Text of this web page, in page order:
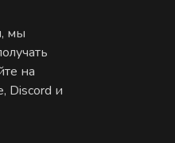
мы
на
Discord и